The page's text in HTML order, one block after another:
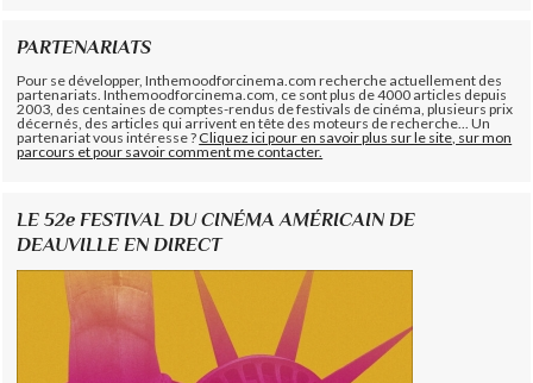
PARTENARIATS
Pour se développer, Inthemoodforcinema.com recherche actuellement des
partenariats. Inthemoodforcinema.com, ce sont plus de 4000 articles depuis
2003, des centaines de comptes-rendus de festivals de cinéma, plusieurs prix
décernés, des articles qui arrivent en tête des moteurs de recherche... Un
partenariat vous intéresse ?Cliquez ici pour en savoir plus sur le site, sur mon
parcours et pour savoir comment me contacter.
LE 52e FESTIVAL DU CINÉMA AMÉRICAIN DE
DEAUVILLE EN DIRECT